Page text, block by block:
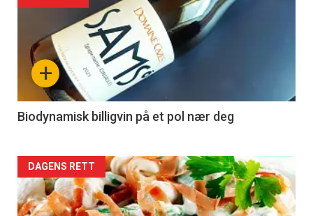
akkurat
nå
4
+
Biodynamisk billigvin på et pol nær deg
Forsiden
akkurat
DAGENS RETT